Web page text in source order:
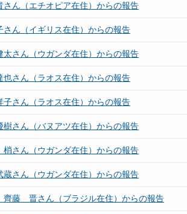
ん（エチオピア在住）からの報告
ん（イギリス在住）からの報告
さん（ウガンダ在住）からの報告
さん（ラオス在住）からの報告
さん（ラオス在住）からの報告
さん（バヌアツ在住）からの報告
さん（ウガンダ在住）からの報告
さん（ウガンダ在住）からの報告
藤 晋さん（ブラジル在住）からの報告